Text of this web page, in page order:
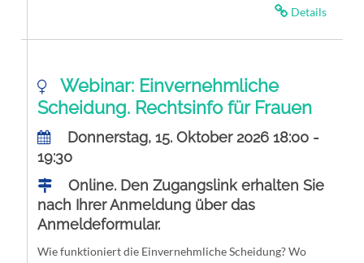
Details
Webinar: Einvernehmliche
Scheidung. Rechtsinfo für Frauen
Donnerstag, 15. Oktober 2026 18:00 -
19:30
Online. Den Zugangslink erhalten Sie
nach Ihrer Anmeldung über das
Anmeldeformular.
Wie funktioniert die Einvernehmliche Scheidung? Wo